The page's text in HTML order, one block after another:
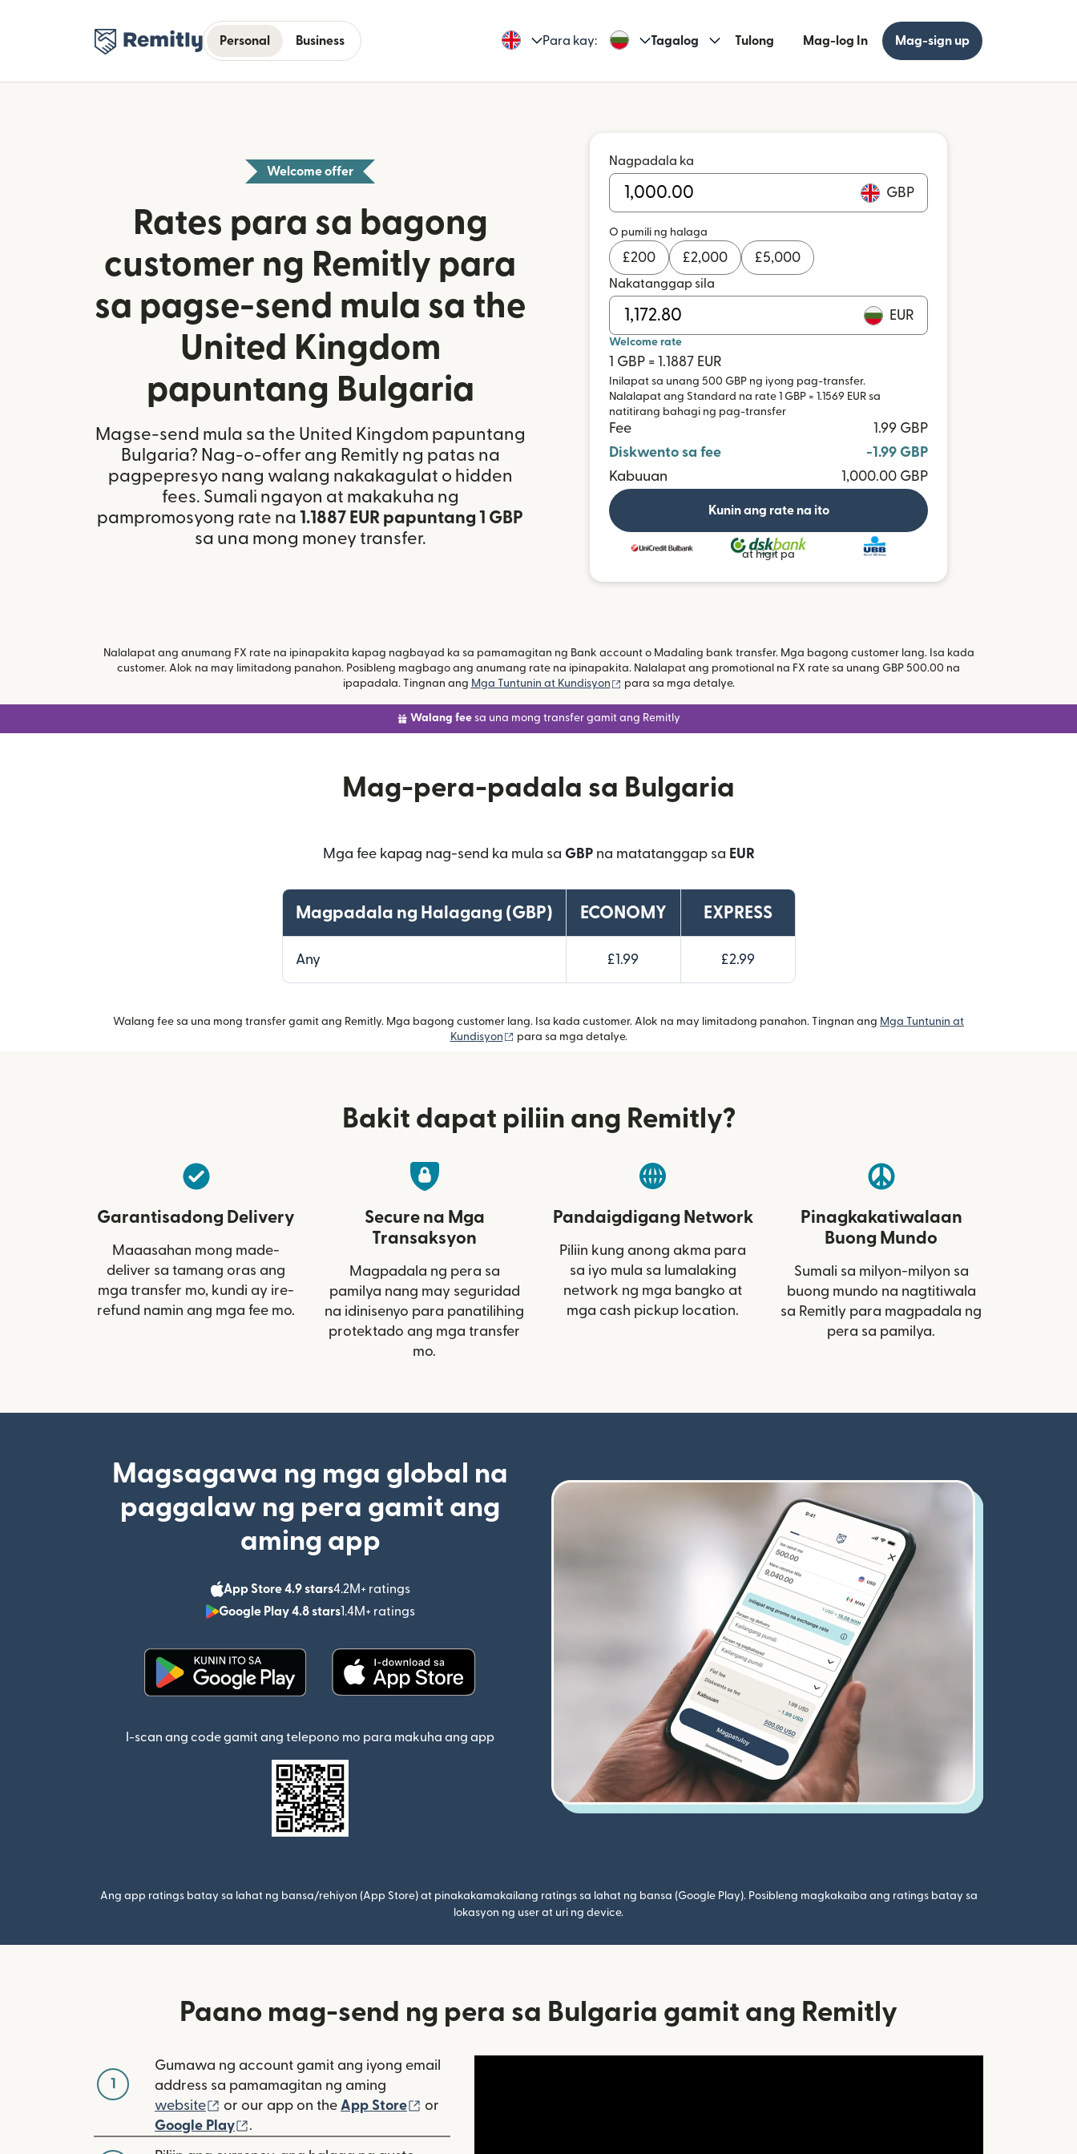
Personal Business Para kay: Tagalog Tulong Mag-log In Mag-sign up
Welcome offer
Rates para sa bagong
customer ng Remitly para
sa pagse-send mula sa the
United Kingdom
papuntang Bulgaria
Magse-send mula sa the United Kingdom papuntang
Bulgaria? Nag-o-offer ang Remitly ng patas na
pagpepresyo nang walang nakakagulat o hidden
fees. Sumali ngayon at makakuha ng
pampromosyong rate na 1.1887 EUR papuntang 1 GBP
sa una mong money transfer.
Nagpadala ka
GBP
O pumili ng halaga
£200 £2,000 £5,000
Nakatanggap sila
EUR
Welcome rate
1 GBP = 1.1887 EUR
Inilapat sa unang 500 GBP ng iyong pag-transfer.
Nalalapat ang Standard na rate 1 GBP = 1.1569 EUR sa
natitirang bahagi ng pag-transfer
Fee
1.99 GBP
Diskwento sa fee
-1.99 GBP
Kabuuan
1,000.00 GBP
Kunin ang rate na ito
at higit pa
Nalalapat ang anumang FX rate na ipinapakita kapag nagbayad ka sa pamamagitan ng Bank account o Madaling bank transfer. Mga bagong customer lang. Isa kada
customer. Alok na may limitadong panahon. Posibleng magbago ang anumang rate na ipinapakita. Nalalapat ang promotional na FX rate sa unang GBP 500.00 na
ipapadala. Tingnan ang Mga Tuntunin at Kundisyon (bubukas sa bagong window)
para sa mga detalye.
Walang fee sa una mong transfer gamit ang Remitly
Mag-pera-padala sa Bulgaria
Mga fee kapag nag-send ka mula sa GBPna matatanggap sa EUR
Magpadala ng Halagang (GBP) ECONOMY EXPRESS
Any £1.99 £2.99
Walang fee sa una mong transfer gamit ang Remitly. Mga bagong customer lang. Isa kada customer. Alok na may limitadong panahon. Tingnan ang Mga Tuntunin at
Kundisyon
(bubukas sa bagong window)
para sa mga detalye.
Bakit dapat piliin ang Remitly?
Garantisadong Delivery
Maaasahan mong made-
deliver sa tamang oras ang
mga transfer mo, kundi ay ire-
refund namin ang mga fee mo.
Secure na Mga
Transaksyon
Magpadala ng pera sa
pamilya nang may seguridad
na idinisenyo para panatilihing
protektado ang mga transfer
mo.
Pandaigdigang Network
Piliin kung anong akma para
sa iyo mula sa lumalaking
network ng mga bangko at
mga cash pickup location.
Pinagkakatiwalaan
Buong Mundo
Sumali sa milyon-milyon sa
buong mundo na nagtitiwala
sa Remitly para magpadala ng
pera sa pamilya.
Magsagawa ng mga global na
paggalaw ng pera gamit ang
aming app
App Store 4.9 stars4.2M+ ratings
(bubukas sa bagong window)
Google Play 4.8 stars1.4M+ ratings
(bubukas sa bagong window)
I-scan ang code gamit ang telepono mo para makuha ang app
Ang app ratings batay sa lahat ng bansa/rehiyon (App Store) at pinakakamakailang ratings sa lahat ng bansa (Google Play). Posibleng magkakaiba ang ratings batay sa
lokasyon ng user at uri ng device.
Paano mag-send ng pera sa Bulgaria gamit ang Remitly
1
Gumawa ng account gamit ang iyong email
address sa pamamagitan ng aming
website
(bubukas sa bagong window)
or our app on the App Store (bubukas sa bagong window)
or
Google Play
.